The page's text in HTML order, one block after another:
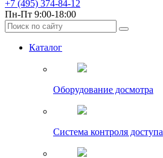
+7 (495) 374-84-12
Пн-Пт 9:00-18:00
Каталог
Оборудование досмотра
Система контроля доступа